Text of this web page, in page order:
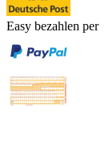
Easy bezahlen per